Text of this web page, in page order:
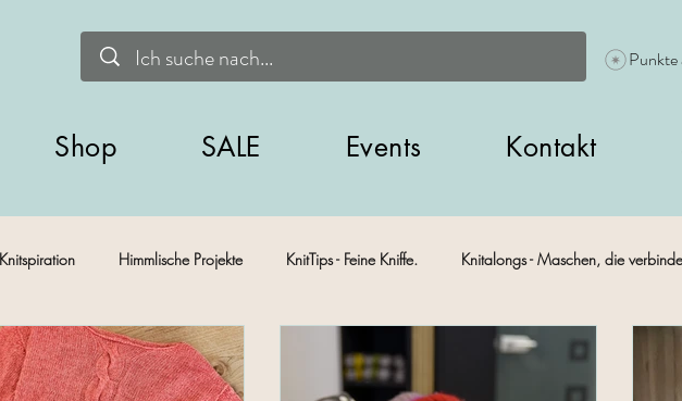
Punkte
Shop SALE Events Kontakt
Knitspiration Himmlische Projekte KnitTips - Feine Kniffe. Knitalongs - Maschen, die